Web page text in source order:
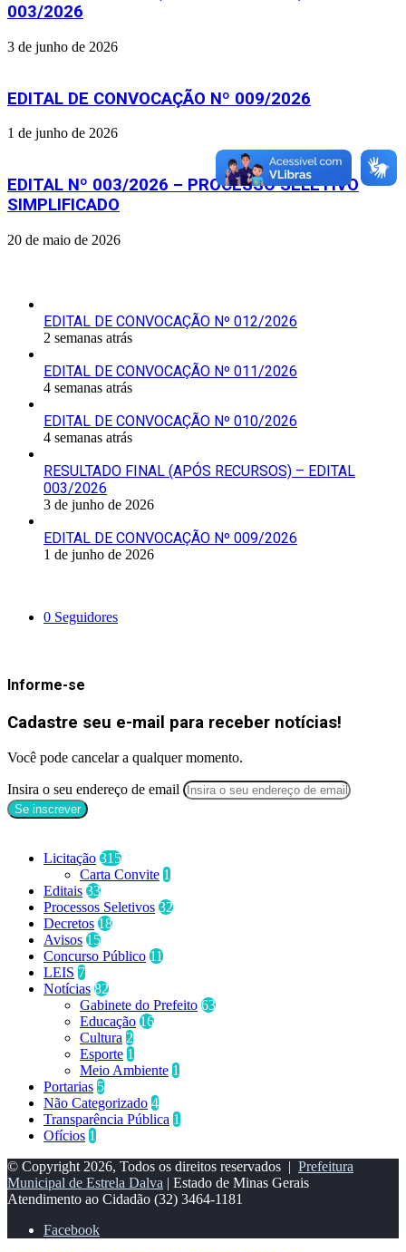
003/2026
3 de junho de 2026
EDITAL DE CONVOCAÇÃO Nº 009/2026
1 de junho de 2026
EDITAL Nº 003/2026 – PROCESSO SELETIVO
SIMPLIFICADO
20 de maio de 2026
EDITAL DE CONVOCAÇÃO Nº 012/2026
2 semanas atrás
EDITAL DE CONVOCAÇÃO Nº 011/2026
4 semanas atrás
EDITAL DE CONVOCAÇÃO Nº 010/2026
4 semanas atrás
RESULTADO FINAL (APÓS RECURSOS) – EDITAL
003/2026
3 de junho de 2026
EDITAL DE CONVOCAÇÃO Nº 009/2026
1 de junho de 2026
0 Seguidores
Informe-se
Cadastre seu e-mail para receber notícias!
Você pode cancelar a qualquer momento.
Insira o seu endereço de email
Licitação 315
Carta Convite 1
Editais 33
Processos Seletivos 32
Decretos 18
Avisos 15
Concurso Público 11
LEIS 7
Notícias 82
Gabinete do Prefeito 63
Educação 16
Cultura 2
Esporte 1
Meio Ambiente 1
Portarias 5
Não Categorizado 4
Transparência Pública 1
Ofícios 1
© Copyright 2026, Todos os direitos reservados | Prefeitura
Municipal de Estrela Dalva | Estado de Minas Gerais
Atendimento ao Cidadão (32) 3464-1181
Facebook